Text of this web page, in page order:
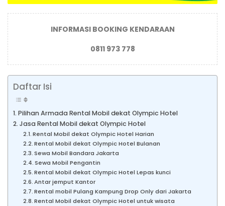
INFORMASI BOOKING KENDARAAN
0811 973 778
Daftar Isi
Pilihan Armada Rental Mobil dekat Olympic Hotel
Jasa Rental Mobil dekat Olympic Hotel
Rental Mobil dekat Olympic Hotel Harian
Rental Mobil dekat Olympic Hotel Bulanan
Sewa Mobil Bandara Jakarta
Sewa Mobil Pengantin
Rental Mobil dekat Olympic Hotel Lepas kunci
Antar jemput Kantor
Rental mobil Pulang Kampung Drop Only dari Jakarta
Rental Mobil dekat Olympic Hotel untuk wisata